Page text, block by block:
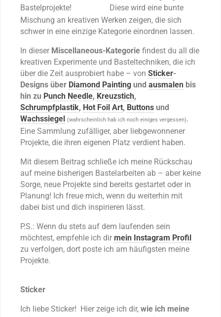
Bastelprojekte!
Diese wird eine bunte
Mischung an kreativen Werken zeigen, die sich
schwer in eine einzige Kategorie einordnen lassen.
In dieser Miscellaneous-Kategorie findest du all die
kreativen Experimente und Basteltechniken, die ich
über die Zeit ausprobiert habe – von Sticker-
Designs über Diamond Painting und ausmalen bis
hin zu Punch Needle, Kreuzstich,
Schrumpfplastik, Hot Foil Art, Buttons und
Wachssiegel (wahrscheinlich hab ich noch einiges vergessen).
Eine Sammlung zufälliger, aber liebgewonnener
Projekte, die ihren eigenen Platz verdient haben.
Mit diesem Beitrag schließe ich meine Rückschau
auf meine bisherigen Bastelarbeiten ab – aber keine
Sorge, neue Projekte sind bereits gestartet oder in
Planung! Ich freue mich, wenn du weiterhin mit
dabei bist und dich inspirieren lässt.
P.S.: Wenn du stets auf dem laufenden sein
möchtest, empfehle ich dir mein Instagram Profil
zu verfolgen, dort poste ich am häufigsten meine
Projekte.
Sticker
Ich liebe Sticker! Hier zeige ich dir, wie ich meine